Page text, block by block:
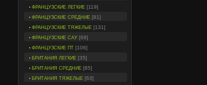
ФРАНЦУЗСКИЕ ЛЕГКИЕ [119]
ФРАНЦУЗСКИЕ СРЕДНИЕ [81]
ФРАНЦУЗСКИЕ ТЯЖЕЛЫЕ [131]
ФРАНЦУЗСКИЕ САУ [69]
ФРАНЦУЗСКИЕ ПТ [106]
БРИТАНИЯ ЛЕГКИЕ [35]
БРИТАНИЯ СРЕДНИЕ [85]
БРИТАНИЯ ТЯЖЕЛЫЕ [63]